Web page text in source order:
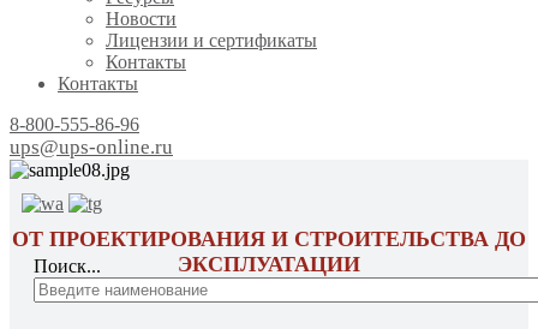
Новости
Лицензии и сертификаты
Контакты
Контакты
8-800-555-86-96
ups@ups-online.ru
ОТ ПРОЕКТИРОВАНИЯ И СТРОИТЕЛЬСТВА ДО
ЭКСПЛУАТАЦИИ
Поиск...